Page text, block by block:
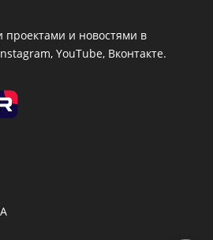
и новостями в
YouTube, Вконтакте.